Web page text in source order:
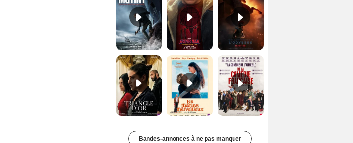
Le Triangle d'or Bande-annonce VF De la Comédie-Française Teaser VF
Bandes-annonces à ne pas manquer